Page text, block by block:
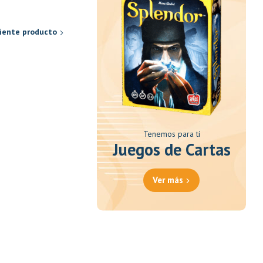
S/100.00.S/85.00.
producto
Tenemos para tí
Juegos de Cartas
Ver más